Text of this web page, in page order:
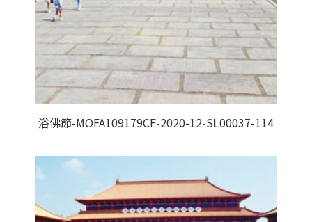
浴佛節-MOFA109179CF-2020-12-SL00037-114